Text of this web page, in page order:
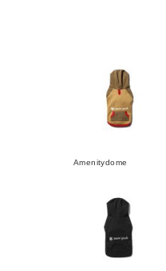
Amenitydome